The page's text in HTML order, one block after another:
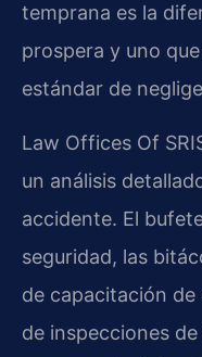
temprana es la
prospera y uno
estándar de
Law Offices Of
un análisis
accidente. El
seguridad, las
de capacitación
de inspecciones